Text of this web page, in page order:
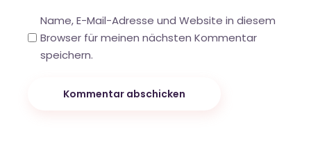
Name, E-Mail-Adresse und Website in diesem
Browser für meinen nächsten Kommentar
speichern.
Kommentar abschicken